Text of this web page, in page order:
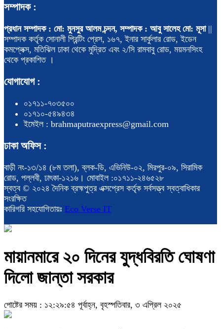
সম্পাদক :
প্রধান সম্পাদক : মো: মুনসুর আলম চন্দন, সম্পাদক : আবু সালেহ মো: মূসা||
সম্পাদক কর্তৃক সোনালী প্রিন্টিং প্রেস, ১৬৭, ইনার সার্কুলার রোড, ইডেন
কমপ্লেক্স, মতিঝিল ঢাকা থেকে মুদ্রিত এবং ২/সি রামবাবু রোড, ময়মনসিংহ
থেকে প্রকাশিত ।
যোগাযোগ :
০১৭১১-৭০৩৫০০
০১৭১০-৫৪৯৪৩৪
ইমেইল : brahmaputraexpress@gmail.com
ঢাকা অফিস :
বাড়ী নং-১৩/১৪ (৮ম তলা), ব্লক-ডি, এভিনিউ-০২, মিরপুর-০৯, সিরামিক
রোড, পল্লবী, ঢাৎকা-১২১৬। মোবাইল :০১৭১১-২৪৬৫২৮
স্বত্ব © ২০২৪ দৈনিক ব্রহ্মপুত্র এক্সপ্রেস কর্তৃক সর্বসত্ত্ব স্বত্বাধিকার
সংরক্ষিত
কারিগরি সহযোগিতায়ঃ Eco Verse IT
মায়ানমারে ২০ দিনের যুদ্ধবিরতি ঘোষণা
দিলো জান্তা সরকার
পোষ্টের সময় : ১২:২৯:৫৪ পূর্বাহ্ন, বৃহস্পতিবার, ৩ এপ্রিল ২০২৫